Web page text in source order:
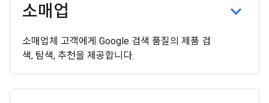
소매업
소매업체 고객에게 Google 검색 품질의 제품 검
색, 탐색, 추천을 제공합니다.